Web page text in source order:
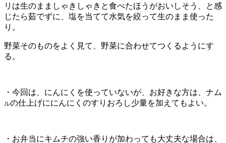
リは生のまましゃきしゃきと食べたほうがおいしそう、と感
じたら茹でずに、塩を当てて水気を絞って生のまま使った
り。
野菜そのものをよく見て、野菜に合わせてつくるようにす
る。
・今回は、にんにくを使っていないが、お好きな方は、ナム
ルの仕上げににんにくのすりおろし少量を加えてもよい。
・お弁当にキムチの強い香りが加わっても大丈夫な場合は、